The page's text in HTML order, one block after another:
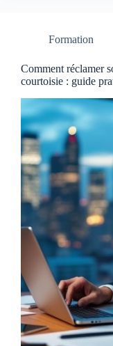
Formation
Comment réclamer
courtoisie : guide